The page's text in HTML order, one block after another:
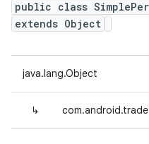
public class
extends Object
java.lang.Object
↳